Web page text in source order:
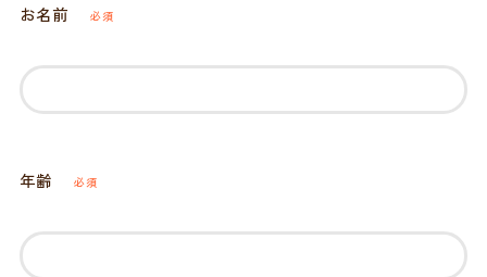
お名前 必須
年齢 必須